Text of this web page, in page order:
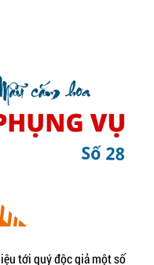
tới quý độc giả một số